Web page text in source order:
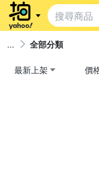
全部分類
最新上架 價